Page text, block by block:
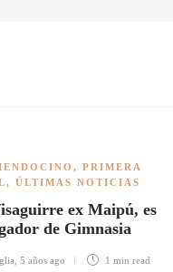
, PRIMERA
, ÚLTIMAS NOTICIAS
ex Maipú, es
de Gimnasia
5 años ago 1 min read